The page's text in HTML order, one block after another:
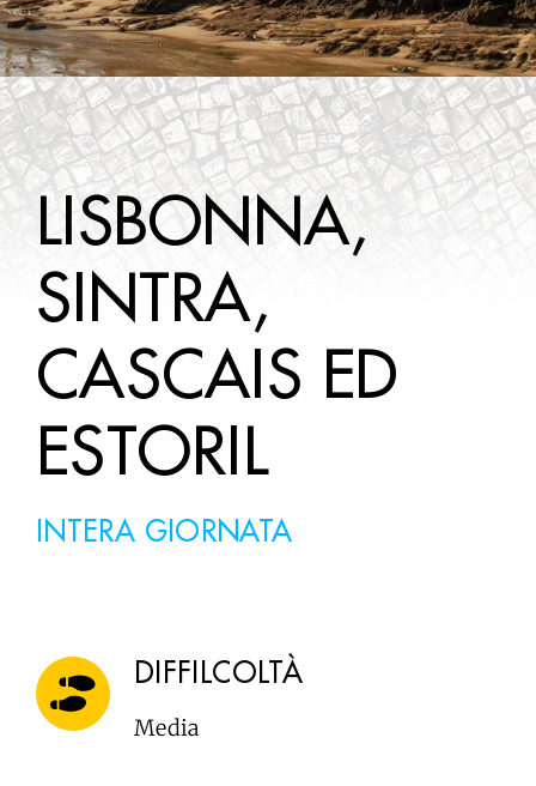
WINE TOURS
DA SAPERE
CONTATTI
LISBONNA,
SINTRA,
CASCAIS ED
ESTORIL
INTERA GIORNATA
DIFFILCOLTÀ
Media